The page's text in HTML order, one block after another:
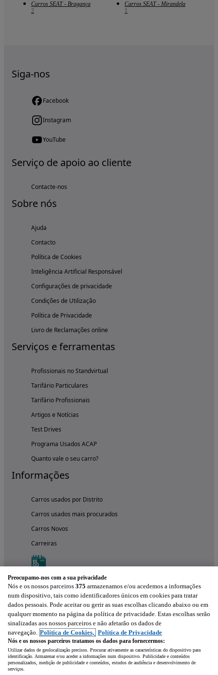
Carros SEAT - Bragança
2
Carros SEAT - Mirandela
1
Siga-nos
Facebook
Instagram
YouTube
Serviço de apoio ao cliente
Contacte-nos
Sobre nós
Ajuda
Contacto
Política de Cookies
Inteligência Artificial Responsável
Configurações de privacidade
Condições de Utilização
Política de Privacidade
Livro de Reclamações online
Serviços e ferramentas
Profissionais no Standvirtual
Tarifário Particulares
Tarifário Profissionais
Artigos e Notícias
Test Drives
Programa Usados ACAP
Quanto vale o seu carro?
Informações
Carros usados por Distrito
Carros usados mais procurados
Carros Novos
Carreiras
Experimenta a aplicação
Preocupamo-nos com a sua privacidade
Nós e os nossos parceiros 375 armazenamos e/ou acedemos a informações
num dispositivo, tais como identificadores únicos em cookies para tratar
dados pessoais. Pode aceitar ou gerir as suas escolhas clicando abaixo ou em
qualquer momento na página da política de privacidade. Estas escolhas serão
sinalizadas aos nossos parceiros e não afetarão os dados de
navegação. Política de Cookies, Política de Privacidade
Nós e os nossos parceiros tratamos os dados para fornecermos:
Utilizar dados de geolocalização precisos. Procurar ativamente as características do dispositivo para
identificação. Armazenar e/ou aceder a informações num dispositivo. Publicidade e conteúdos
personalizados, medição de publicidade e conteúdos, estudos de audiência e desenvolvimento de
serviços.